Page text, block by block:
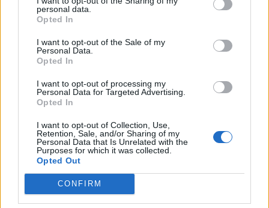
personal data.
Opted In
I want to opt-out of the Sale of my
Personal Data.
Opted In
I want to opt-out of processing my
Personal Data for Targeted Advertising.
Opted In
I want to opt-out of Collection, Use,
Retention, Sale, and/or Sharing of my
Personal Data that Is Unrelated with the
Purposes for which it was collected.
Opted Out
CONFIRM
COLPO GROSSO AL DRAGO ROSSO
i detrattori: "La nostra politica
non cambia"
IL SIGNIFICATO
Cos'è la “trappola di Tucidide”
evocata da Xi? Si riaccende lo
spettro della guerra
14/05/2026